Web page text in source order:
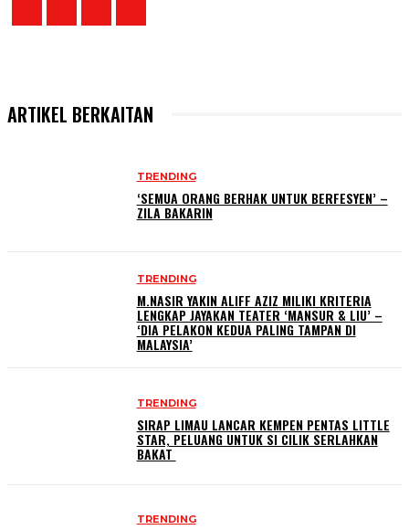
ARTIKEL BERKAITAN
TRENDING
‘SEMUA ORANG BERHAK UNTUK BERFESYEN’ –
ZILA BAKARIN
TRENDING
M.NASIR YAKIN ALIFF AZIZ MILIKI KRITERIA
LENGKAP JAYAKAN TEATER ‘MANSUR & LIU’ –
‘DIA PELAKON KEDUA PALING TAMPAN DI
MALAYSIA’
TRENDING
SIRAP LIMAU LANCAR KEMPEN PENTAS LITTLE
STAR, PELUANG UNTUK SI CILIK SERLAHKAN
BAKAT
TRENDING